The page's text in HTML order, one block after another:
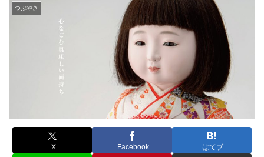
つぶやき
X Facebook はてブ